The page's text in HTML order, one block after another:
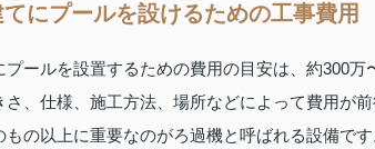
にプールを設けるための工事費用
プールを設置するための費用の目安は、約300万
さ、仕様、施工方法、場所などによって費用が前
もの以上に重要なのがろ過機と呼ばれる設備です